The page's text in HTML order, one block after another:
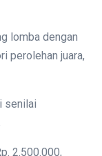
lomba dengan
perolehan juara,
senilai
2.500.000,